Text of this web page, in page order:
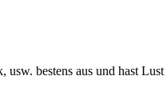
bestens aus und hast